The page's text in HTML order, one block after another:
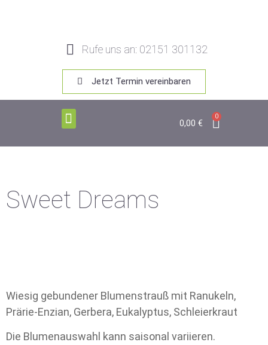
Rufe uns an: 02151 301132
Jetzt Termin vereinbaren
0,00 €
0
Sweet Dreams
Wiesig gebundener Blumenstrauß mit Ranukeln,
Prärie-Enzian, Gerbera, Eukalyptus, Schleierkraut
Die Blumenauswahl kann saisonal variieren.